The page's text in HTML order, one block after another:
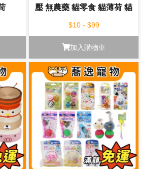
壓 無農藥 貓零食 貓薄荷 貓
$10 - $99
加入購物車